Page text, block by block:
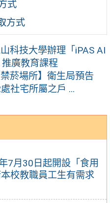
7月30日起開設「食用
校教職員工生有需求
式
方式
科技大學辦理「iPAS AI
廣教育課程
禁菸場所】衛生局預告
社宅所屬之戶 ...